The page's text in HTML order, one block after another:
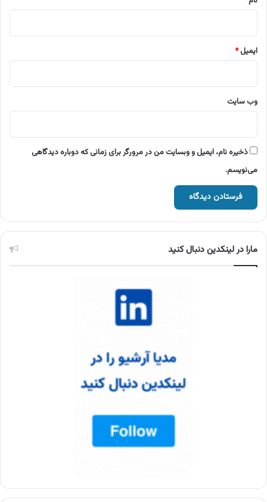
ایمیل*
وب‌ سایت
ذخیره نام، ایمیل و وبسایت من در مرورگر برای زمانی که دوباره دیدگاهی
می‌نویسم.
مارا در لینکدین دنبال کنید